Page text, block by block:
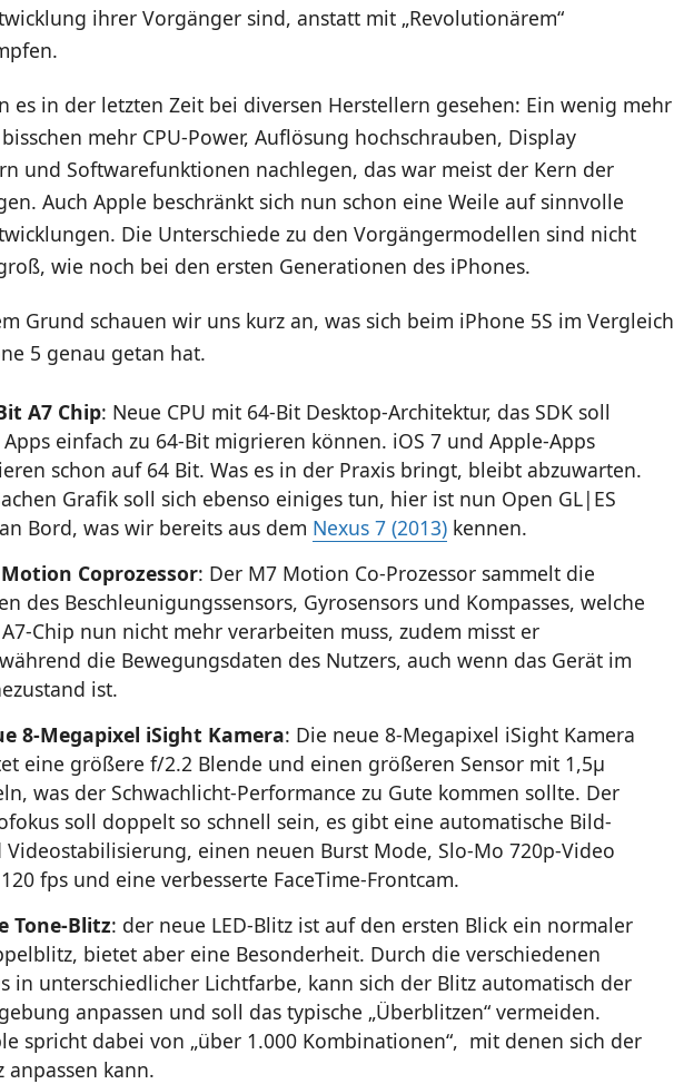
ihrer Vorgänger sind, anstatt mit „Revolutionärem“
es in der letzten Zeit bei diversen Herstellern gesehen: Ein wenig mehr
mehr CPU-Power, Auflösung hochschrauben, Display
und Softwarefunktionen nachlegen, das war meist der Kern der
Auch Apple beschränkt sich nun schon eine Weile auf sinnvolle
Die Unterschiede zu den Vorgängermodellen sind nicht
wie noch bei den ersten Generationen des iPhones.
Grund schauen wir uns kurz an, was sich beim iPhone 5S im Vergleich
5 genau getan hat.
A7 Chip: Neue CPU mit 64-Bit Desktop-Architektur, das SDK soll
einfach zu 64-Bit migrieren können. iOS 7 und Apple-Apps
schon auf 64 Bit. Was es in der Praxis bringt, bleibt abzuwarten.
Grafik soll sich ebenso einiges tun, hier ist nun Open GL|ES
Bord, was wir bereits aus dem Nexus 7 (2013)kennen.
Coprozessor: Der M7 Motion Co-Prozessor sammelt die
des Beschleunigungssensors, Gyrosensors und Kompasses, welche
Chip nun nicht mehr verarbeiten muss, zudem misst er
die Bewegungsdaten des Nutzers, auch wenn das Gerät im
ist.
8-Megapixel iSight Kamera: Die neue 8-Megapixel iSight Kamera
eine größere f/2.2 Blende und einen größeren Sensor mit 1,5μ
was der Schwachlicht-Performance zu Gute kommen sollte. Der
soll doppelt so schnell sein, es gibt eine automatische Bild-
Videostabilisierung, einen neuen Burst Mode, Slo-Mo 720p-Video
fps und eine verbesserte FaceTime-Frontcam.
Tone-Blitz: der neue LED-Blitz ist auf den ersten Blick ein normaler
bietet aber eine Besonderheit. Durch die verschiedenen
in unterschiedlicher Lichtfarbe, kann sich der Blitz automatisch der
anpassen und soll das typische „Überblitzen“ vermeiden.
spricht dabei von „über 1.000 Kombinationen“, mit denen sich der
anpassen kann.